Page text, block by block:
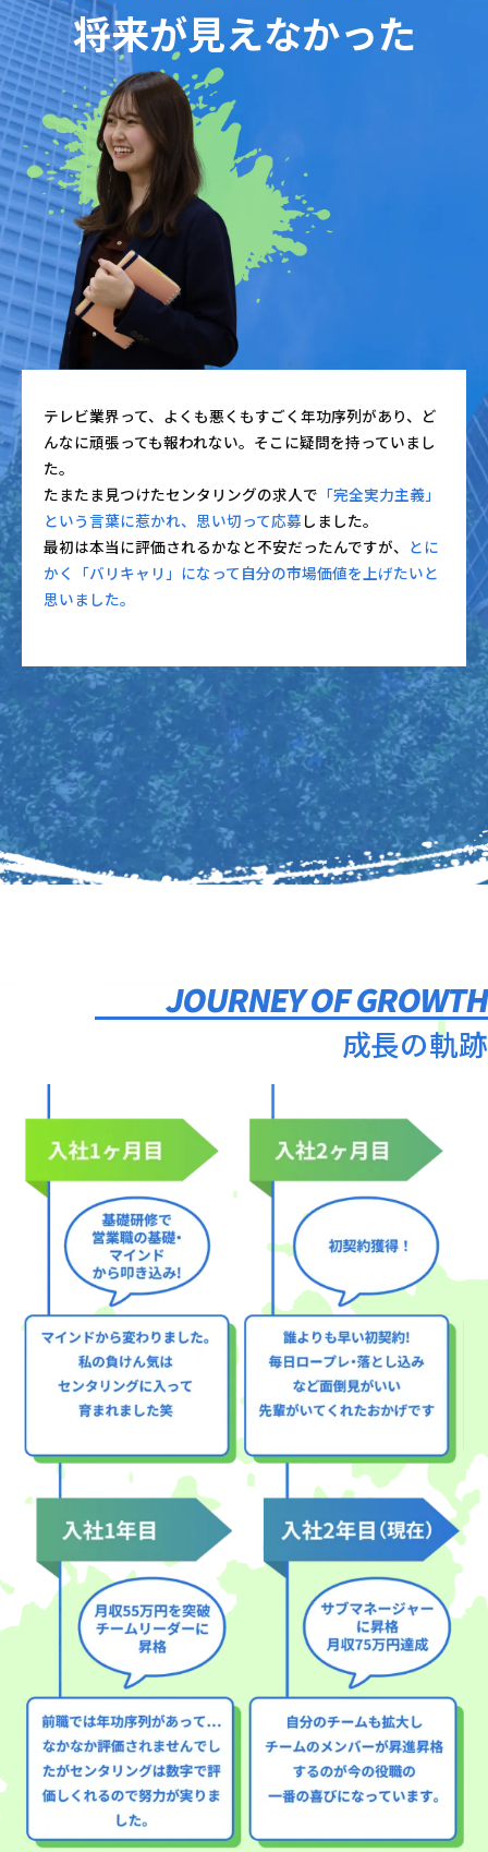
将来が見えなかった
テレビ業界って、よくも悪くもすごく年功序列があり、ど
んなに頑張っても報われない。そこに疑問を持っていまし
た。
たまたま見つけたセンタリングの求人で 「完全実力主義」
という言葉に惹かれ、思い切って応募 しました。
最初は本当に評価されるかなと不安だったんですが、 とに
かく「バリキャリ」になって自分の市場価値を上げたいと
思いました。
JOURNEY OF
成長の軌跡